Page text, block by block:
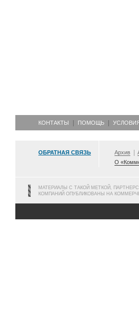
КОНТАКТЫ ПОМОЩЬ
ОБРАТНАЯ СВЯЗЬ Архив
О
МАТЕРИАЛЫ С ТАКОЙ МЕТКОЙ,
КОМПАНИЙ ОПУБЛИКОВАНЫ НА